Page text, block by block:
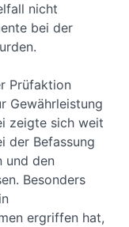
nicht
bei der
Prüfaktion
Gewährleistung
zeigte sich weit
der Befassung
und den
Besonders
ergriffen hat,